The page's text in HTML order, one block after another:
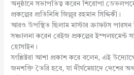
অনুষ্ঠানে সভাপতিত্ব করেন শিরোপা
প্রকল্পের প্রতিনিধি জিল্লুর রহমান সিদ্দিকী।
আরও উপস্থিত ছিলাম মাস্টার ক্রাফটস পারসন
সঞ্চালনা করেন রেইজ প্রকল্পের ইম্পলয়মেন্ট
হোসাইন।
সংশ্লিষ্টরা আশা প্রকাশ করে বলেন, এই
জনশক্তি তৈরি হবে, যা দীর্ঘমেয়াদে দেশের